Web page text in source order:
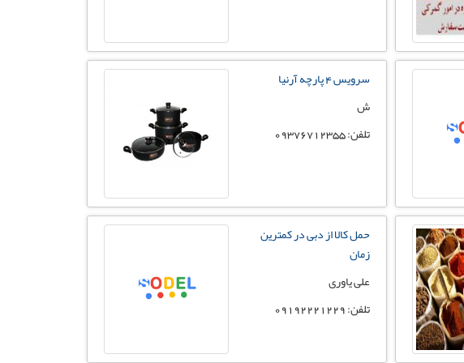
سرویس 4 پارچه آرنیا
ش
تلفن: 09376712355
حمل کالا از دبی در کمترین
زمان
علی یاوری
تلفن: 09192221229